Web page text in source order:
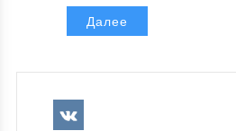
Далее